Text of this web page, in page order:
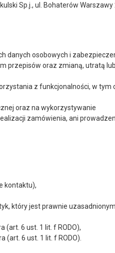
Sp.j., ul. Bohaterów Warszawy
danych osobowych i
przepisów oraz zmianą, utratą lub
z funkcjonalności, w tym
oraz na wykorzystywanie
zamówienia, ani
kontaktu),
który jest prawnie
6 ust. 1 lit. f RODO),
6 ust. 1 lit. f RODO).